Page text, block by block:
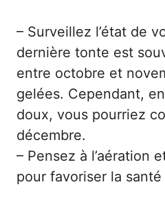
– Surveillez l’état de
dernière tonte est
entre octobre et
gelées. Cependant,
doux, vous pourriez
décembre.
– Pensez à l’aération
pour favoriser la